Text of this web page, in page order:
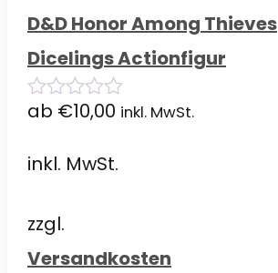
D&D Honor Among Thieves
Dicelings Actionfigur
0
ab €10,00 inkl. MwSt.
inkl. MwSt.
zzgl.
Versandkosten